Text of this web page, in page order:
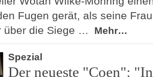
Fugen gerät, als seine
über die Siege …
Mehr…
Spezial
Der neueste "Coen":